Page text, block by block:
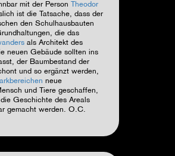
mit der Person
Theodor
ist die Tatsache, dass der
den Schulhausbauten
die das
als Architekt des
neuen Gebäude sollten ins
der Baumbestand der
und so ergänzt werden,
neue
und Tiere geschaffen,
Geschichte des Areals
gemacht werden. O.C.